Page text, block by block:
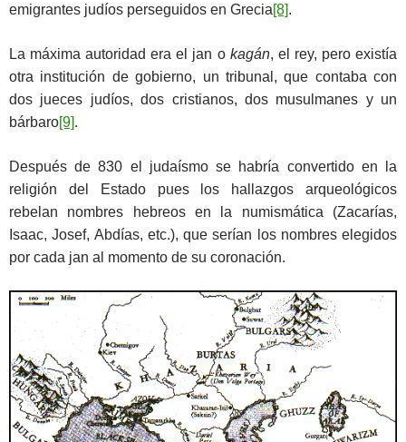
emigrantes judíos perseguidos en Grecia[8].
La máxima autoridad era el jan o kagán, el rey, pero existía
otra institución de gobierno, un tribunal, que contaba con
dos jueces judíos, dos cristianos, dos musulmanes y un
bárbaro[9].
Después de 830 el judaísmo se habría convertido en la
religión del Estado pues los hallazgos arqueológicos
rebelan nombres hebreos en la numismática (Zacarías,
Isaac, Josef, Abdías, etc.), que serían los nombres elegidos
por cada jan al momento de su coronación.